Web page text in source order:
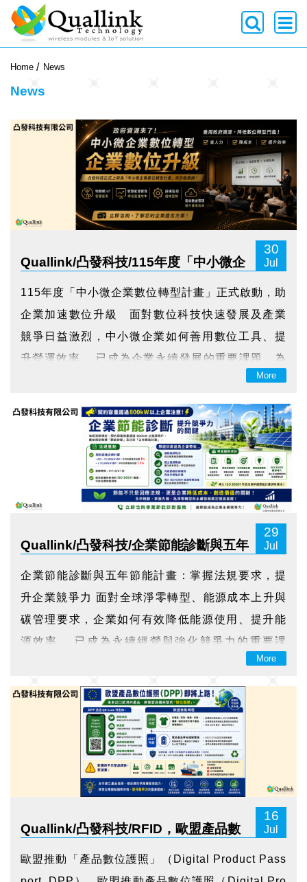
Home News
News
Quallink/凸發科技/115年度「中小微企
30
Jul
115年度「中小微企業數位轉型計畫」正式啟動，助
企業加速數位升級 面對數位科技快速發展及產業
競爭日益激烈，中小微企業如何善用數位工具、提
升營運效率， 已成為企業永續發展的重要課題。為
協助企業加速數位轉型， 115年度「中小微企業數
位轉型計畫」推出多元支持機制， 從企業診斷、數
位工具導入到在地輔導，全面協助企業找到適...
More
Quallink/凸發科技/企業節能診斷與五年
29
Jul
企業節能診斷與五年節能計畫：掌握法規要求，提
升企業競爭力 面對全球淨零轉型、能源成本上升與
碳管理要求，企業如何有效降低能源使用、提升能
源效率， 已成為永續經營與強化競爭力的重要課
題。為推動能源用戶落實節能管理， 經濟部已公告
「能源用戶辦理節能診斷及訂定節能計畫規定」，
針對契約用電容量超過800瓩（kW）的能源用戶，
要求依規定辦理節能...
More
Quallink/凸發科技/RFID，歐盟產品數
16
Jul
歐盟推動「產品數位護照」（Digital Product Pass